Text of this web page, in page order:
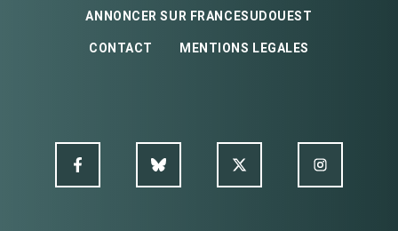
ANNONCER SUR FRANCESUDOUEST
CONTACT MENTIONS LEGALES